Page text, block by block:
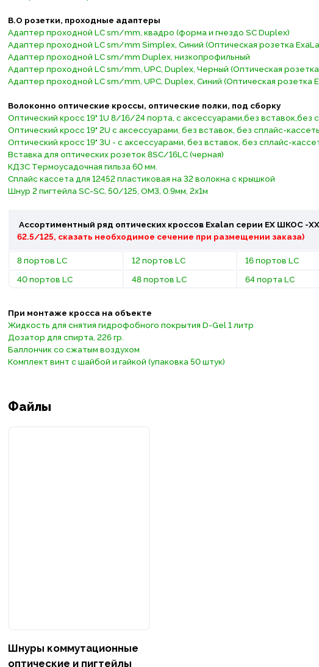
В.О розетки, проходные адаптеры
Адаптер проходной LС sm/mm, квадро (форма и гнездо SC Duplex)
Адаптер проходной LC sm/mm Simplex, Синий (Оптическая розетка
Адаптер проходной LC sm/mm Duplex, низкопрофильный
Адаптер проходной LC sm/mm, UPC, Duplex, Черный (Оптическая розетка
Адаптер проходной LC sm/mm, UPC, Duplex, Синий (Оптическая розетка
Волоконно оптические кроссы, оптические полки, под сборку
Оптический кросс 19" 1U 8/16/24 порта, с аксессуарами,без вставок,без
Оптический кросс 19" 2U с аксессуарами, без вставок, без сплайс-
Оптический кросс 19" 3U - с аксессуарами, без вставок, без сплайс-
Вставка для оптических розеток 8SC/16LC (черная)
КДЗС Термоусадочная гильза 60 мм.
Сплайс кассета для 12452 пластиковая на 32 волокна с крышкой
Шнур 2 пигтейла SC-SC, 50/125, OM3, 0.9мм, 2x1м
Ассортиментный ряд оптических кроссов Exalan серии ЕХ ШКОС -
62.5/125, сказать необходимое сечение при размещении заказа)
8 портов LC 12 портов LC 16 портов LC
40 портов LC
48 портов LC 64 порта LC
При монтаже кросса на объекте
Жидкость для снятия гидрофобного покрытия D-Gel 1 литр
Дозатор для спирта, 226 гр.
Баллончик со сжатым воздухом
Комплект винт с шайбой и гайкой (упаковка 50 штук)
Файлы
Шнуры коммутационные
оптические и пигтейлы